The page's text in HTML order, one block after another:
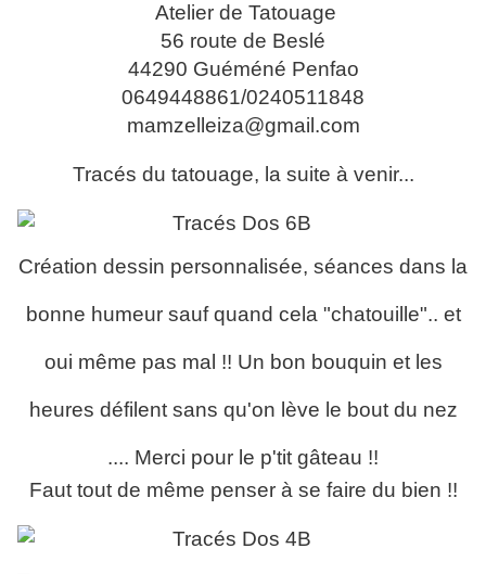
Atelier de Tatouage
56 route de Beslé
44290 Guéméné Penfao
0649448861/0240511848
mamzelleiza@gmail.com
Tracés du tatouage, la suite à venir...
Création dessin personnalisée, séances dans la
bonne humeur sauf quand cela "chatouille".. et
oui même pas mal !! Un bon bouquin et les
heures défilent sans qu'on lève le bout du nez
.... Merci pour le p'tit gâteau !!
Faut tout de même penser à se faire du bien !!